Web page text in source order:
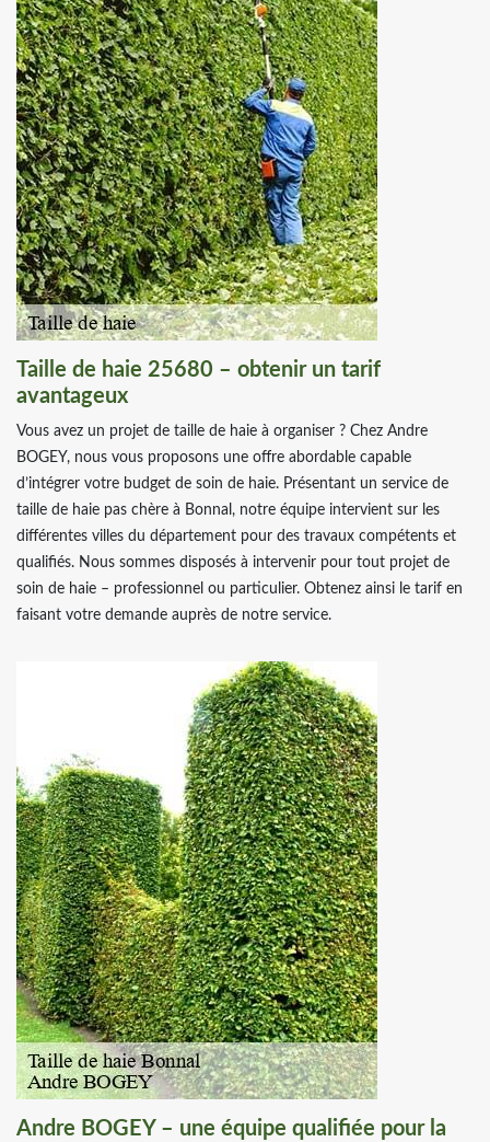
Taille de haie 25680 – obtenir un tarif
avantageux
Vous avez un projet de taille de haie à organiser ? Chez Andre
BOGEY, nous vous proposons une offre abordable capable
d’intégrer votre budget de soin de haie. Présentant un service de
taille de haie pas chère à Bonnal, notre équipe intervient sur les
différentes villes du département pour des travaux compétents et
qualifiés. Nous sommes disposés à intervenir pour tout projet de
soin de haie – professionnel ou particulier. Obtenez ainsi le tarif en
faisant votre demande auprès de notre service.
Andre BOGEY – une équipe qualifiée pour la